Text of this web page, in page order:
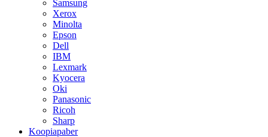
Samsung
Xerox
Minolta
Epson
Dell
IBM
Lexmark
Kyocera
Oki
Panasonic
Ricoh
Sharp
Koopiapaber